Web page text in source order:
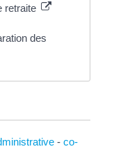
retraite
des
- co-